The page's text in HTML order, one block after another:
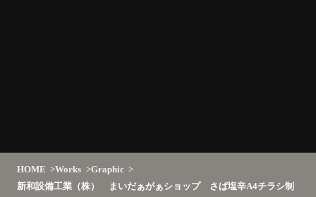
HOME Works
Graphic
新和設備工業（株） まいだぁがぁショップ さば塩辛A4チラシ制